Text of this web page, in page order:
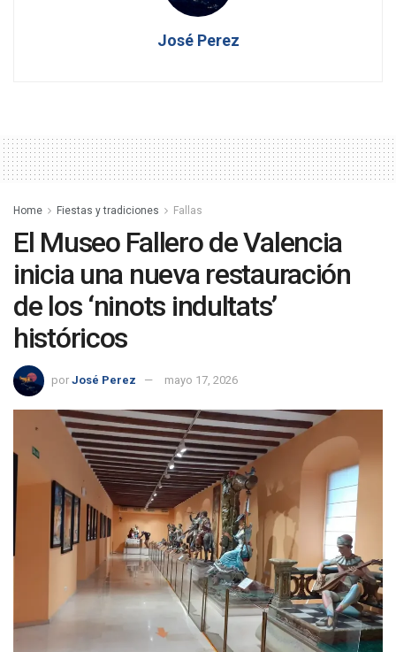
José Perez
Home Fiestas y tradiciones Fallas
El Museo Fallero de Valencia
inicia una nueva restauración
de los ‘ninots indultats’
históricos
por José Perez mayo 17, 2026